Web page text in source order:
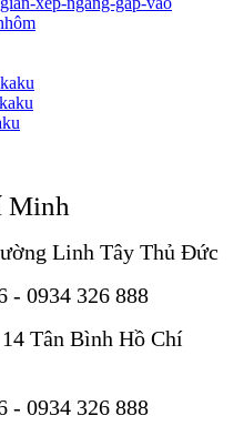
Minh
Linh Tây Thủ Đức
- 0934 326 888
Tân Bình Hồ Chí
- 0934 326 888